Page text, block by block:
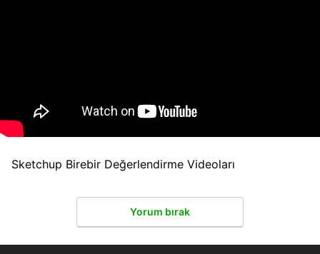
Sketchup Birebir Değerlendirme Videoları
Yorum bırak